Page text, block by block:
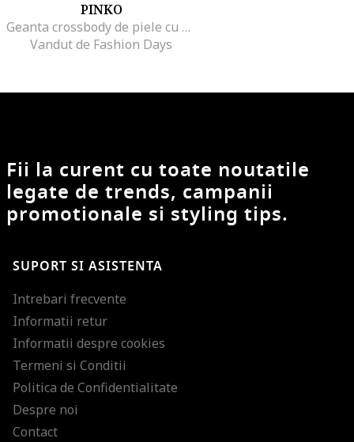
PINKO
Geanta crossbody de piele cu aspect metalic
Vandut de Fashion Days
Fii la curent cu toate noutatile
legate de trends, campanii
promotionale si styling tips.
SUPORT SI ASISTENTA
Intrebari frecvente
Informatii retur
Informatii despre cookies
Termeni si Conditii
Politica de Confidentialitate
Despre noi
Contact